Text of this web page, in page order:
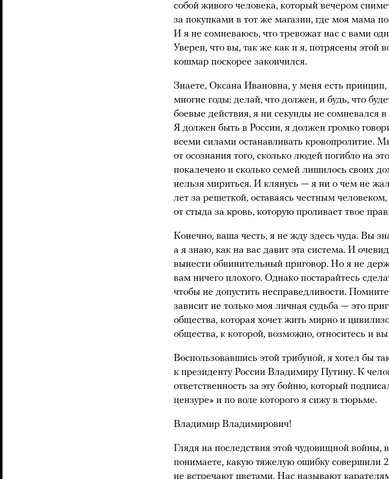
собой живого человека, который вечером
за покупками в тот же магазин, где моя мама
И я не сомневаюсь, что тревожат нас с вами
Уверен, что вы, так же как и я, потрясены этой
кошмар поскорее закончился.
Знаете, Оксана Ивановна, у меня есть
многие годы: делай, что должен, и будь, что
боевые действия, я ни секунды не сомневался
Я должен быть в России, я должен громко
всеми силами останавливать кровопролитие.
от осознания того, сколько людей погибло на
покалечено и сколько семей лишилось своих
нельзя мириться. И клянусь — я ни о чем не
лет за решеткой, оставаясь честным
от стыда за кровь, которую проливает твое
Конечно, ваша честь, я не жду здесь чуда. Вы
а я знаю, как на вас давит эта система. И
вынести обвинительный приговор. Но я не
вам ничего плохого. Однако постарайтесь
чтобы не допустить несправедливости.
зависит не только моя личная судьба — это
общества, которая хочет жить мирно и
общества, к которой, возможно, относитесь и
Воспользовавшись этой трибуной, я хотел бы
к президенту России Владимиру Путину. К
ответственность за эту бойню, который
цензуре» и по воле которого я сижу в тюрьме.
Владимир Владимирович!
Глядя на последствия этой чудовищной войны,
понимаете, какую тяжелую ошибку
не встречают цветами. Нас называют